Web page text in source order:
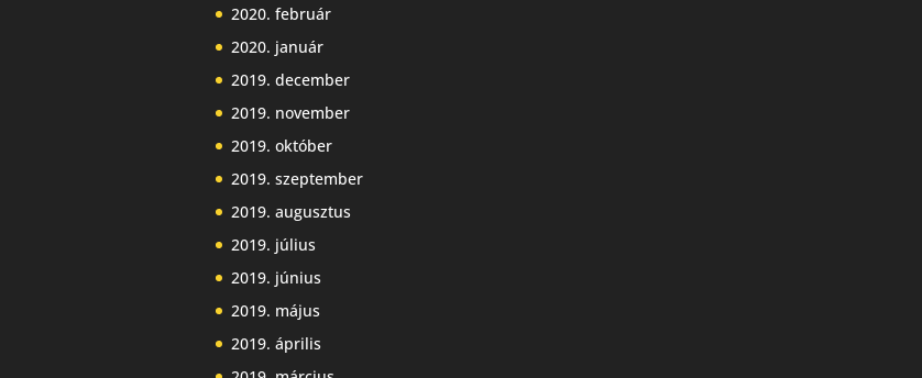
2020. február
2020. január
2019. december
2019. november
2019. október
2019. szeptember
2019. augusztus
2019. július
2019. június
2019. május
2019. április